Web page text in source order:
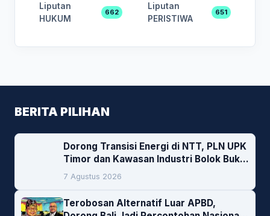
Liputan
HUKUM
662
Liputan
PERISTIWA
651
BERITA PILIHAN
Dorong Transisi Energi di NTT, PLN UPK
Timor dan Kawasan Industri Bolok Buka
Peluang Investasi Woodchip untuk
Cofiring PLTU Bolok
7 Agustus 2026
Terobosan Alternatif Luar APBD,